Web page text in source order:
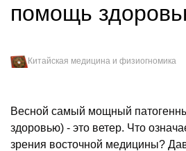
помощь
Китайская медицина и физиогномика
Весной самый мощный
здоровью) - это ветер. Что
зрения восточной медицины?